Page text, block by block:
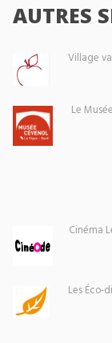
AUTRES
Village
Le
Cinéma
Les Éco-